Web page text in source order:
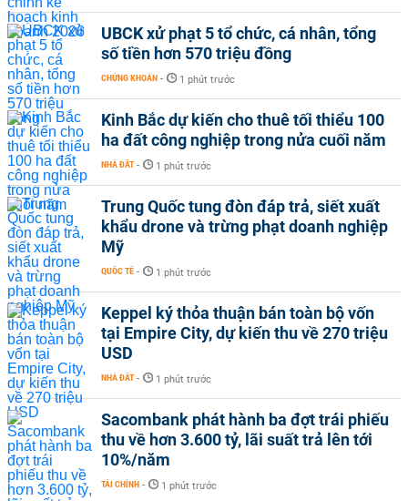
UBCK xử phạt 5 tổ chức, cá nhân, tổng
số tiền hơn 570 triệu đồng
CHỨNG KHOÁN - 1 phút trước
Kinh Bắc dự kiến cho thuê tối thiểu 100
ha đất công nghiệp trong nửa cuối năm
NHÀ ĐẤT - 1 phút trước
Trung Quốc tung đòn đáp trả, siết xuất
khẩu drone và trừng phạt doanh nghiệp
Mỹ
QUỐC TẾ - 1 phút trước
Keppel ký thỏa thuận bán toàn bộ vốn
tại Empire City, dự kiến thu về 270 triệu
USD
NHÀ ĐẤT - 1 phút trước
Sacombank phát hành ba đợt trái phiếu
thu về hơn 3.600 tỷ, lãi suất trả lên tới
10%/năm
TÀI CHÍNH - 1 phút trước